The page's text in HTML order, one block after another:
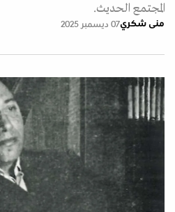
المجتمع الحديث.
منى شكري07 ديسمبر 2025